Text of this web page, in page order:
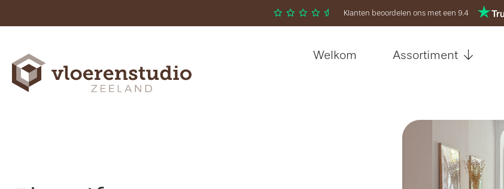
Klanten beoordelen ons met een 9.4
Welkom Assortiment